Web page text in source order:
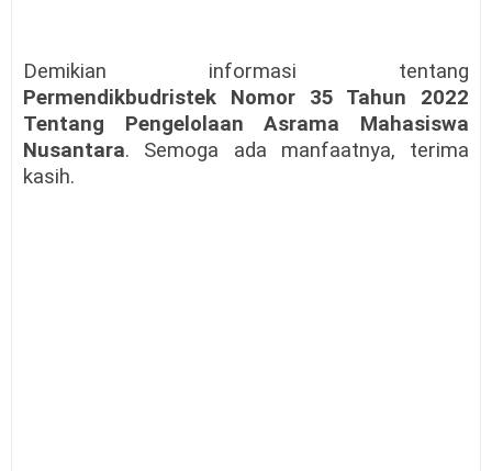
Demikian informasi tentang
Permendikbudristek Nomor 35 Tahun 2022
Tentang Pengelolaan Asrama Mahasiswa
Nusantara. Semoga ada manfaatnya, terima
kasih.